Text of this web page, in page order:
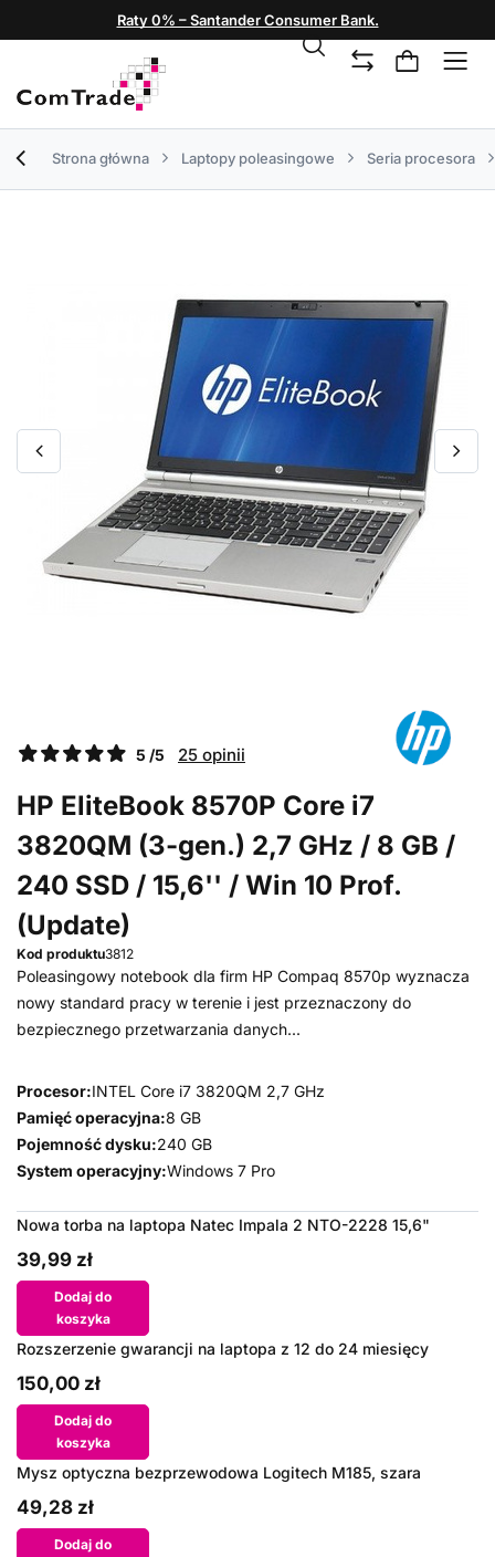
Raty 0% – Santander Consumer Bank.
Strona główna Laptopy poleasingowe Seria procesora
5 /5 25 opinii
HP EliteBook 8570P Core i7
3820QM (3-gen.) 2,7 GHz / 8 GB /
240 SSD / 15,6'' / Win 10 Prof.
(Update)
Kod produktu3812
Poleasingowy notebook dla firm HP Compaq 8570p wyznacza
nowy standard pracy w terenie i jest przeznaczony do
bezpiecznego przetwarzania danych...
Procesor:INTEL Core i7 3820QM 2,7 GHz
Pamięć operacyjna:8 GB
Pojemność dysku:240 GB
System operacyjny:Windows 7 Pro
Nowa torba na laptopa Natec Impala 2 NTO-2228 15,6"
39,99 zł
Dodaj do
koszyka
Rozszerzenie gwarancji na laptopa z 12 do 24 miesięcy
150,00 zł
Dodaj do
koszyka
Mysz optyczna bezprzewodowa Logitech M185, szara
49,28 zł
Dodaj do